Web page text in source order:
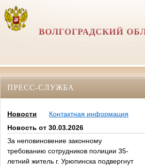
ВОЛГОГРАДСКИЙ
ПРЕСС-СЛУЖБА
Новости
Контактная информация
Новость от 30.03.2026
За неповиновение законному
требованию сотрудников полиции 35-
летний житель г. Урюпинска подвергнут